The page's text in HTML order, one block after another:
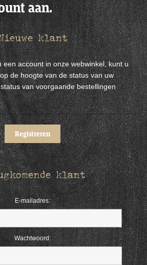
aan.
klant
een account in onze webwinkel, kunt u
de hoogte van de status van uw
van voorgaande bestellingen
klant
E-mailadres:
Wachtwoord: